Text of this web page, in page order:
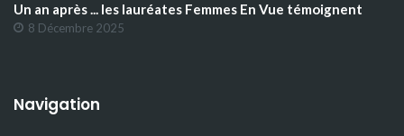
Un an après ... les lauréates Femmes En Vue témoignent
8 Décembre 2025
Navigation